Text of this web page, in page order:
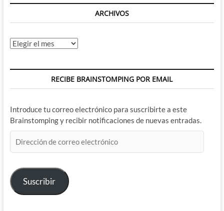
ARCHIVOS
Archivos
RECIBE BRAINSTOMPING POR EMAIL
Introduce tu correo electrónico para suscribirte a este
Brainstomping y recibir notificaciones de nuevas entradas.
de
electrónico
Suscribir